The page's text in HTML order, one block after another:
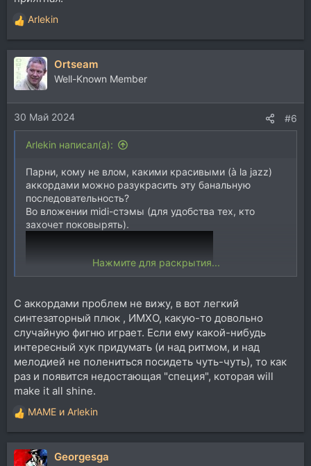
Р
е
а
к
ц
и
и
:
Arlekin
Ortseam
Well-Known Member
30 Май 2024 #6
Arlekin написал(а):
Парни, кому не влом, какими красивыми (à la jazz)
аккордами можно разукрасить эту банальную
последовательность?
Во вложении midi-стэмы (для удобства тех, кто
захочет поковырять).
P.S. Где найти красивые аккорды, я знаю. Хочется
ваших мыслей. С интересом послушаю ваши
варианты.
Спойлер: картини VSTi'шек
Нажмите для раскрытия...
С аккордами проблем не вижу, в вот легкий
синтезаторный плюк , ИМХО, какую-то довольно
случайную фигню играет. Если ему какой-нибудь
интересный хук придумать (и над ритмом, и над
мелодией не полениться посидеть чуть-чуть), то как
раз и появится недостающая "специя", которая will
make it all shine.
Р
е
а
к
MAME и Arlekin
Georgesga